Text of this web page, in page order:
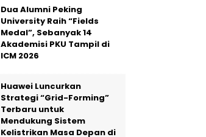
Dua Alumni Peking
University Raih “Fields
Medal”, Sebanyak 14
Akademisi PKU Tampil di
ICM 2026
Huawei Luncurkan
Strategi “Grid-Forming”
Terbaru untuk
Mendukung Sistem
Kelistrikan Masa Depan di